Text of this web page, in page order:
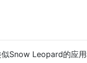
Snow Leopard的应